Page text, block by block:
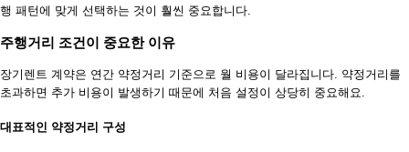
행 패턴에 맞게 선택하는 것이 훨씬 중요합니다.
주행거리 조건이 중요한 이유
장기렌트 계약은 연간 약정거리 기준으로 월 비용이 달라집니다. 약정거리를
초과하면 추가 비용이 발생하기 때문에 처음 설정이 상당히 중요해요.
대표적인 약정거리 구성